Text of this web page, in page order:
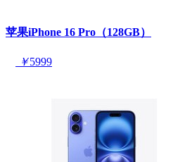
苹果iPhone 16 Pro（128GB）
￥5999